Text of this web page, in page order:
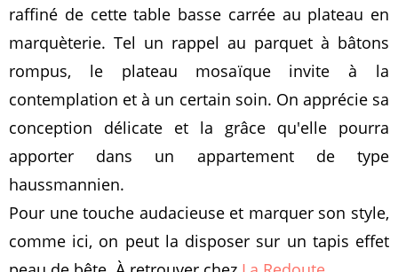
raffiné de cette table basse carrée au plateau en
marquèterie. Tel un rappel au parquet à bâtons
rompus, le plateau mosaïque invite à la
contemplation et à un certain soin. On apprécie sa
conception délicate et la grâce qu'elle pourra
apporter dans un appartement de type
haussmannien.
Pour une touche audacieuse et marquer son style,
comme ici, on peut la disposer sur un tapis effet